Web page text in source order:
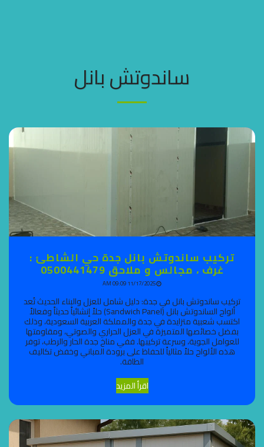
ساندوتش بانل
تركيب ساندوتش بانل جدة حي الشاطئ :
غرف ، مجالس و ملاحق 0500441479
11/17/2025 09:09 AM
تركيب ساندوتش بانل في جدة: دليل شامل للعزل والبناء الحديث تُعد
ألواح الساندوتش بانل (Sandwich Panel) حلاً إنشائياً حديثاً وفعالاً
اكتسب شعبية متزايدة في جدة والمملكة العربية السعودية، وذلك
بفضل خصائصها المتميزة في العزل الحراري والصوتي، ومقاومتها
للعوامل الجوية، وسرعة تركيبها. ففي مناخ جدة الحار والرطب، توفر
هذه الألواح حلاً مثالياً للحفاظ على برودة المباني وخفض تكاليف
الطاقة.
اقرأ المزيد